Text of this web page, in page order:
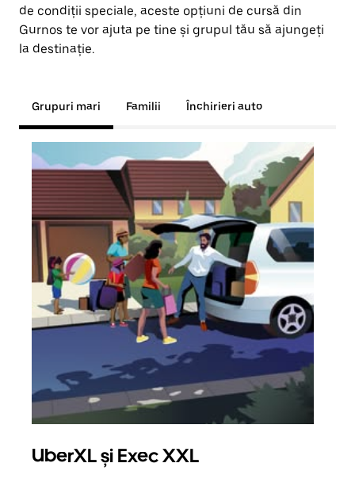
de condiții speciale, aceste opțiuni de cursă din
Gurnos te vor ajuta pe tine și grupul tău să ajungeți
la destinație.
Grupuri mari Familii Închirieri auto
UberXL și Exec XXL